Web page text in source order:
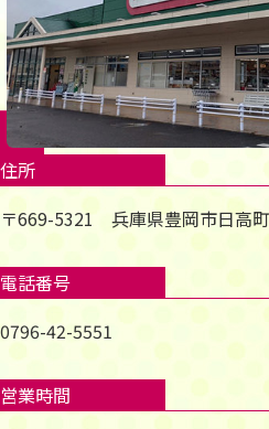
住所
〒669-5321 兵庫県豊岡市日高
電話番号
0796-42-5551
営業時間